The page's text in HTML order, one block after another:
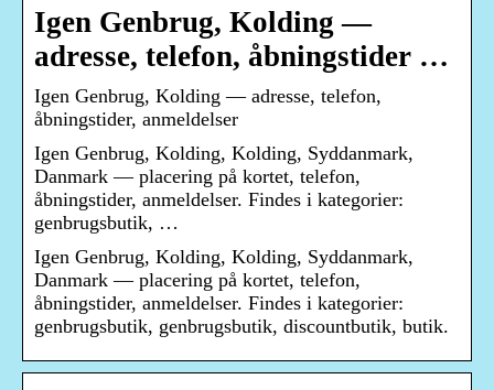
Igen Genbrug, Kolding —
adresse, telefon, åbningstider …
Igen Genbrug, Kolding — adresse, telefon,
åbningstider, anmeldelser
Igen Genbrug, Kolding, Kolding, Syddanmark,
Danmark — placering på kortet, telefon,
åbningstider, anmeldelser. Findes i kategorier:
genbrugsbutik, …
Igen Genbrug, Kolding, Kolding, Syddanmark,
Danmark — placering på kortet, telefon,
åbningstider, anmeldelser. Findes i kategorier:
genbrugsbutik, genbrugsbutik, discountbutik, butik.